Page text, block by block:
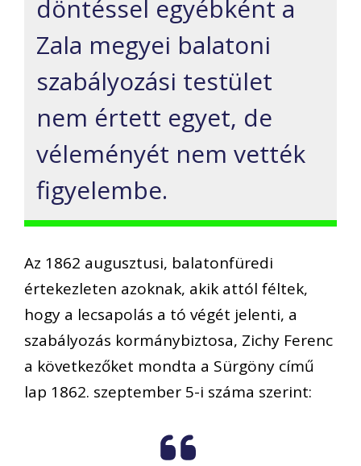
döntéssel egyébként a
Zala megyei balatoni
szabályozási testület
nem értett egyet, de
véleményét nem vették
figyelembe.
Az 1862 augusztusi, balatonfüredi
értekezleten azoknak, akik attól féltek,
hogy a lecsapolás a tó végét jelenti, a
szabályozás kormánybiztosa, Zichy Ferenc
a következőket mondta a Sürgöny című
lap 1862. szeptember 5-i száma szerint: